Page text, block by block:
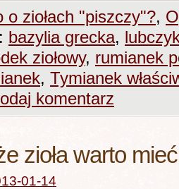
o ziołach "piszczy"?,
bazylia grecka,
ziołowy, rumianek
, Tymianek
komentarz
zioła warto
01-14